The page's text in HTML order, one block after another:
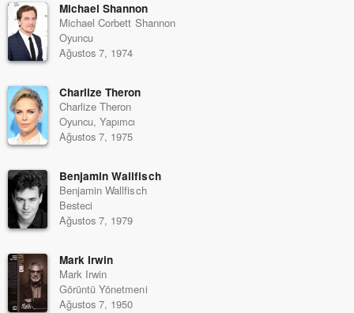
Michael Shannon
Michael Corbett Shannon
Oyuncu
Ağustos 7, 1974
Charlize Theron
Charlize Theron
Oyuncu, Yapımcı
Ağustos 7, 1975
Benjamin Wallfisch
Benjamin Wallfisch
Besteci
Ağustos 7, 1979
Mark Irwin
Mark Irwin
Görüntü Yönetmeni
Ağustos 7, 1950